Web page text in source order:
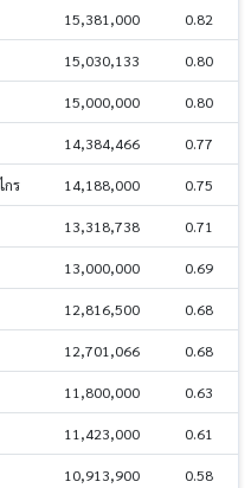
15,381,000 0.82
15,030,133 0.80
15,000,000 0.80
14,384,466 0.77
กร 14,188,000 0.75
13,318,738 0.71
13,000,000 0.69
12,816,500 0.68
12,701,066 0.68
11,800,000 0.63
11,423,000 0.61
10,913,900 0.58